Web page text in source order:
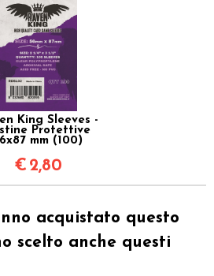
King Sleeves -
Protettive
mm (100)
€ 2,80
acquistato questo
scelto anche questi